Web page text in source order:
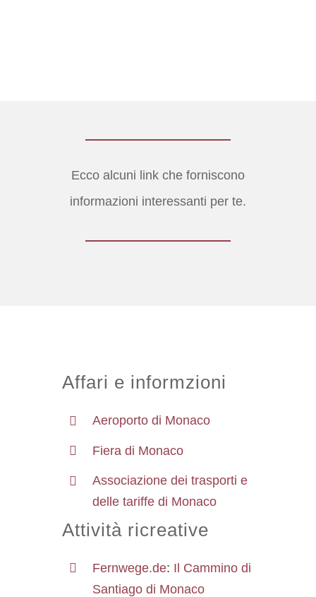
Ecco alcuni link che forniscono
informazioni interessanti per te.
Affari e informzioni
Aeroporto di Monaco
Fiera di Monaco
Associazione dei trasporti e
delle tariffe di Monaco
Attività ricreative
Fernwege.de: Il Cammino di
Santiago di Monaco